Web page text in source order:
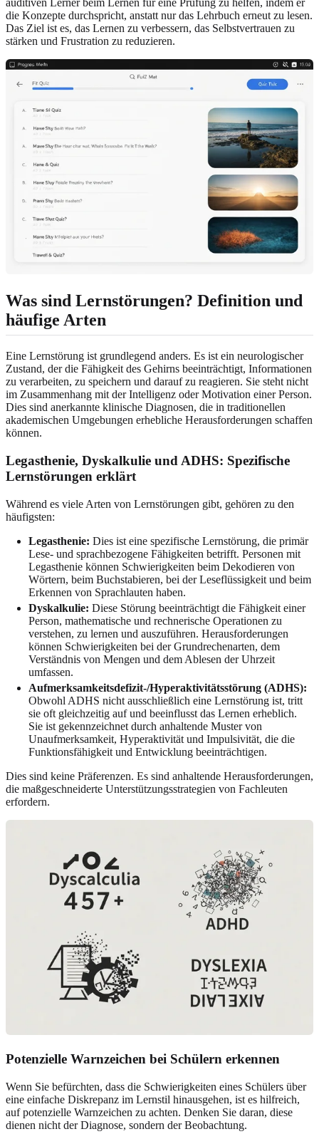
die Konzepte durchspricht, anstatt nur das Lehrbuch erneut zu lesen.
Das Ziel ist es, das Lernen zu verbessern, das Selbstvertrauen zu
stärken und Frustration zu reduzieren.
Was sind Lernstörungen? Definition und
häufige Arten
Eine Lernstörung ist grundlegend anders. Es ist ein neurologischer
Zustand, der die Fähigkeit des Gehirns beeinträchtigt, Informationen
zu verarbeiten, zu speichern und darauf zu reagieren. Sie steht nicht
im Zusammenhang mit der Intelligenz oder Motivation einer Person.
Dies sind anerkannte klinische Diagnosen, die in traditionellen
akademischen Umgebungen erhebliche Herausforderungen schaffen
können.
Legasthenie, Dyskalkulie und ADHS: Spezifische
Lernstörungen erklärt
Während es viele Arten von Lernstörungen gibt, gehören zu den
häufigsten:
Legasthenie: Dies ist eine spezifische Lernstörung, die primär
Lese- und sprachbezogene Fähigkeiten betrifft. Personen mit
Legasthenie können Schwierigkeiten beim Dekodieren von
Wörtern, beim Buchstabieren, bei der Leseflüssigkeit und beim
Erkennen von Sprachlauten haben.
Dyskalkulie: Diese Störung beeinträchtigt die Fähigkeit einer
Person, mathematische und rechnerische Operationen zu
verstehen, zu lernen und auszuführen. Herausforderungen
können Schwierigkeiten bei der Grundrechenarten, dem
Verständnis von Mengen und dem Ablesen der Uhrzeit
umfassen.
Aufmerksamkeitsdefizit-/Hyperaktivitätsstörung (ADHS):
Obwohl ADHS nicht ausschließlich eine Lernstörung ist, tritt
sie oft gleichzeitig auf und beeinflusst das Lernen erheblich.
Sie ist gekennzeichnet durch anhaltende Muster von
Unaufmerksamkeit, Hyperaktivität und Impulsivität, die die
Funktionsfähigkeit und Entwicklung beeinträchtigen.
Dies sind keine Präferenzen. Es sind anhaltende Herausforderungen,
die maßgeschneiderte Unterstützungsstrategien von Fachleuten
erfordern.
Potenzielle Warnzeichen bei Schülern erkennen
Wenn Sie befürchten, dass die Schwierigkeiten eines Schülers über
eine einfache Diskrepanz im Lernstil hinausgehen, ist es hilfreich,
auf potenzielle Warnzeichen zu achten. Denken Sie daran, diese
dienen nicht der Diagnose, sondern der Beobachtung.